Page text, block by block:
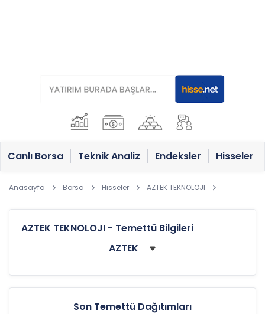
Canlı Borsa Teknik Analiz Endeksler Hisseler
Anasayfa Borsa Hisseler AZTEK TEKNOLOJI
AZTEK TEKNOLOJI - Temettü Bilgileri
Son Temettü Dağıtımları